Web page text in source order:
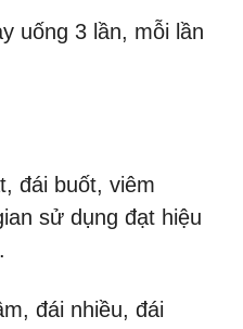
uống 3 lần, mỗi lần
đái buốt, viêm
sử dụng đạt hiệu
đái nhiều, đái